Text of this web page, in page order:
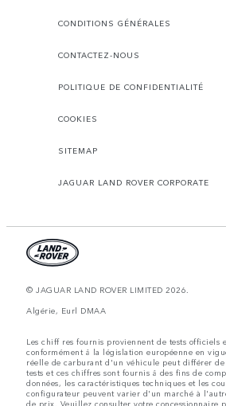
CONDITIONS GÉNÉRALES
CONTACTEZ-NOUS
POLITIQUE DE CONFIDENTIALITÉ
COOKIES
SITEMAP
JAGUAR LAND ROVER CORPORATE
© JAGUAR LAND ROVER LIMITED 2026.
Algérie, Eurl DMAA
Les chiff res fournis proviennent de tests officiels
conformément å la législation européenne en
réelle de carburant d'un véhicule peut différer de
tests et ces chiffres sont fournis å des fins de
données, les caractéristiques techniques et les
configurateur peuvent varier d'un marché à
de prix. Veuillez consulter votre concessionnaire